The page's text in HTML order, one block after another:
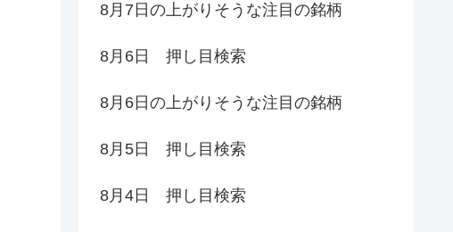
8月7日の上がりそうな注目の銘柄
8月6日 押し目検索
8月6日の上がりそうな注目の銘柄
8月5日 押し目検索
8月4日 押し目検索